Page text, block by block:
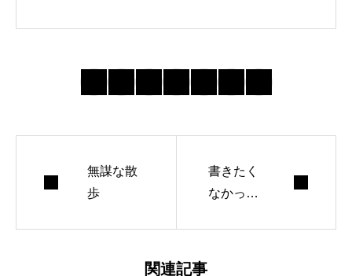
る。在宅での仕事
に魅力を感じ、ラ
ザークラフト、ガ
ラス彫刻など…引
主婦。
無謀な散
歩
書きたく
なかった
関連記事